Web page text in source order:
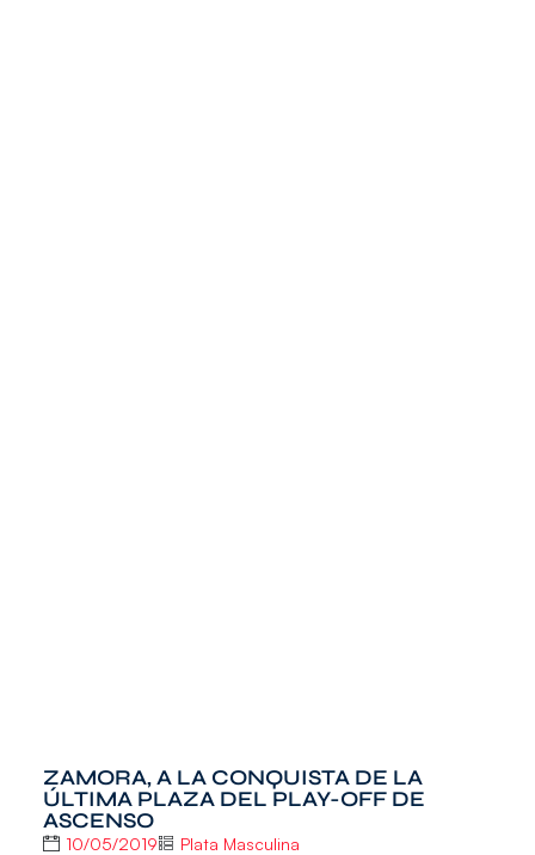
ZAMORA, A LA CONQUISTA DE LA
ÚLTIMA PLAZA DEL PLAY-OFF DE
ASCENSO
10/05/2019 Plata Masculina